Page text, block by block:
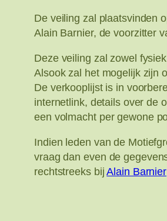
De veiling zal plaatsvinden
Alain Barnier, de voorzitter
Deze veiling zal zowel
Alsook zal het mogelijk zijn
De verkooplijst is in
internetlink, details over de
een volmacht per gewone
Indien leden van de
vraag dan even de
rechtstreeks bijAlain Barnier